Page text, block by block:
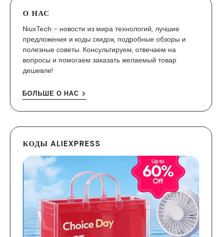
О НАС
NiuxTech - новости из мира технологий, лучшие
предложения и коды скидок, подробные обзоры и
полезные советы. Консультируем, отвечаем на
вопросы и помогаем заказать желаемый товар
дешевле!
БОЛЬШЕ О НАС
КОДЫ ALIEXPRESS